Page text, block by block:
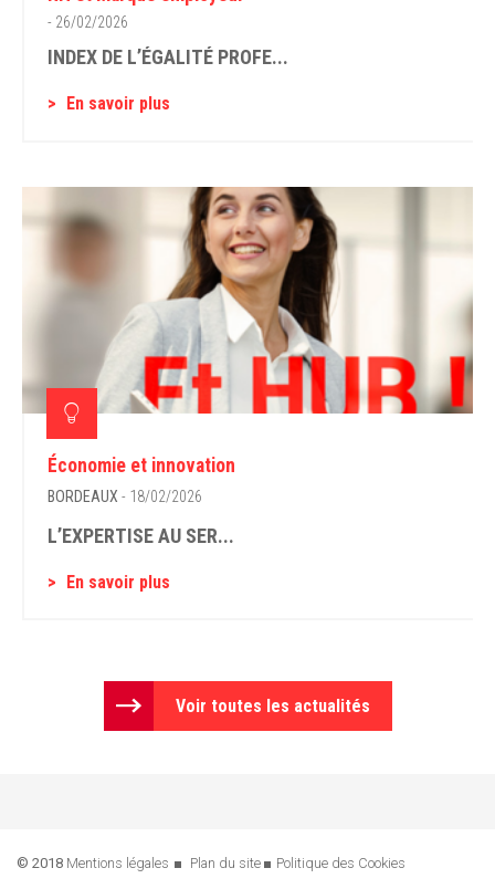
- 26/02/2026
INDEX DE L’ÉGALITÉ PROFE...
En savoir plus
Économie et innovation
BORDEAUX - 18/02/2026
L’EXPERTISE AU SER...
En savoir plus
Voir toutes les actualités
© 2018 Mentions légales Plan du site Politique des Cookies